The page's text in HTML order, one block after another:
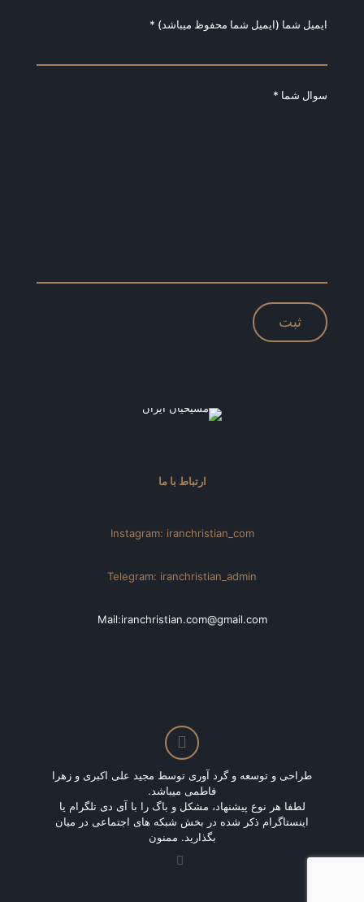
ایمیل شما (ایمیل شما محفوظ میباشد) *
سوال شما *
ارتباط با ما
Instagram: iranchristian_com
Telegram: iranchristian_admin
Mail:iranchristian.com@gmail.com
طراحی و توسعه و گرد آوری توسط مجید علی اکبری و زهرا
فاطمی میباشد.
لطفا هر نوع پیشنهاد، مشکل و باگ را با آی دی تلگرام یا
اینستاگرام ذکر شده در بخش شبکه های اجتماعی در میان
بگذارید. ممنون